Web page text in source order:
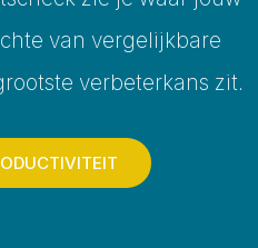
van vergelijkbare
verbeterkans zit.